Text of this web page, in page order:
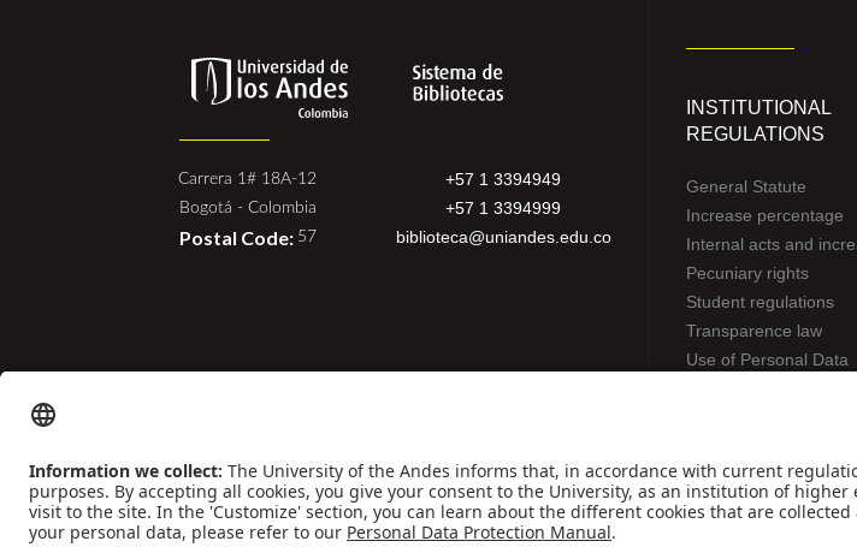
Carrera 1# 18A-12
Bogotá - Colombia
Postal Code: 57
+57 1 3394949
+57 1 3394999
biblioteca@uniandes.edu.co
INSTITUTIONAL
REGULATIONS
General Statute
Increase percentage
Internal acts and
Pecuniary rights
Student regulations
Transparence law
Use of Personal Data